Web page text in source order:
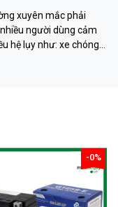
xuyên mắc phải
người dùng cảm
hệ lụy như: xe chóng
nhé!
-0%
giảm